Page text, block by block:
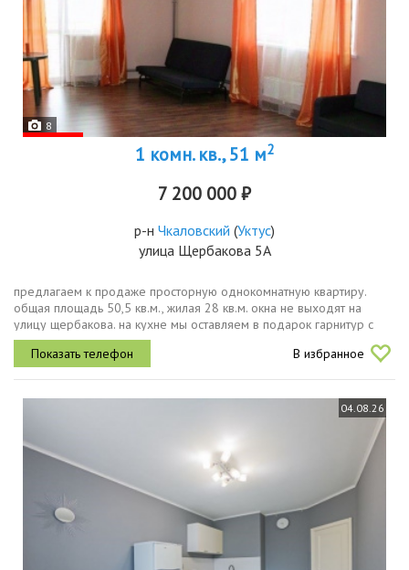
8
1 комн. кв., 51 м2
7 200 000 ₽
р-н Чкаловский (Уктус)
улица Щербакова 5А
предлагаем к продаже просторную однокомнатную квартиру.
общая площадь 50,5 кв.м., жилая 28 кв.м. окна не выходят на
улицу щербакова. на кухне мы оставляем в подарок гарнитур с
плитой и холодильником. на пoлу пocтелeн износостойкий ламинат,
В избранное
04.08.26